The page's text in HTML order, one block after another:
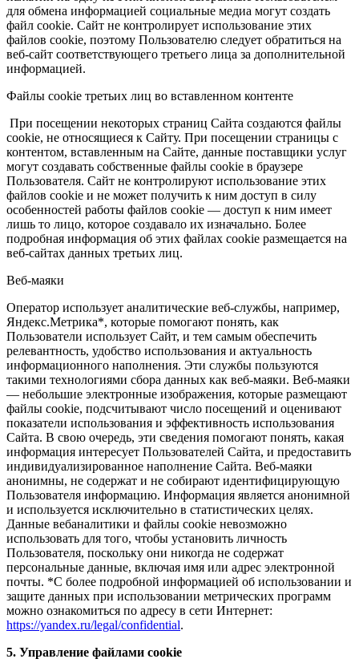
для обмена информацией социальные медиа могут создать
файл cookie. Сайт не контролирует использование этих
файлов cookie, поэтому Пользователю следует обратиться на
веб-сайт соответствующего третьего лица за дополнительной
информацией.
Файлы cookie третьих лиц во вставленном контенте
При посещении некоторых страниц Сайта создаются файлы
cookie, не относящиеся к Сайту. При посещении страницы с
контентом, вставленным на Сайте, данные поставщики услуг
могут создавать собственные файлы cookie в браузере
Пользователя. Сайт не контролируют использование этих
файлов cookie и не может получить к ним доступ в силу
особенностей работы файлов cookie — доступ к ним имеет
лишь то лицо, которое создавало их изначально. Более
подробная информация об этих файлах cookie размещается на
веб-сайтах данных третьих лиц.
Веб-маяки
Оператор использует аналитические веб-службы, например,
Яндекс.Метрика*, которые помогают понять, как
Пользователи использует Сайт, и тем самым обеспечить
релевантность, удобство использования и актуальность
информационного наполнения. Эти службы пользуются
такими технологиями сбора данных как веб-маяки. Веб-маяки
— небольшие электронные изображения, которые размещают
файлы cookie, подсчитывают число посещений и оценивают
показатели использования и эффективность использования
Сайта. В свою очередь, эти сведения помогают понять, какая
информация интересует Пользователей Сайта, и предоставить
индивидуализированное наполнение Сайта. Веб-маяки
анонимны, не содержат и не собирают идентифицирующую
Пользователя информацию. Информация является анонимной
и используется исключительно в статистических целях.
Данные вебаналитики и файлы cookie невозможно
использовать для того, чтобы установить личность
Пользователя, поскольку они никогда не содержат
персональные данные, включая имя или адрес электронной
почты. *С более подробной информацией об использовании и
защите данных при использовании метрических программ
можно ознакомиться по адресу в сети Интернет:
https://yandex.ru/legal/confidential.
5. Управление файлами cookie